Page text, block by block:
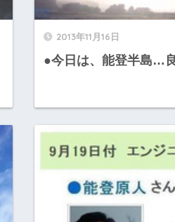
2013年11月16日
●今日は、能登半島…